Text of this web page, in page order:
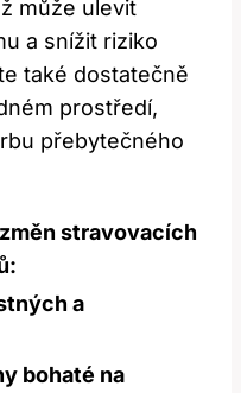
může ulevit
a snížit riziko
také dostatečně
prostředí,
přebytečného
stravovacích
a
bohaté na